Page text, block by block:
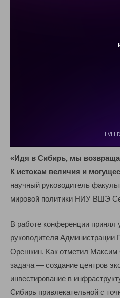
«Идя в Сибирь, мы
К истокам величия и
научный руководитель
мировой политики НИУ ВШЭ
В работе конференции принял
руководителя
Орешкин. Как отметил Максим
задача — создание центров
инвестирование в
Сибирь привлекательной с